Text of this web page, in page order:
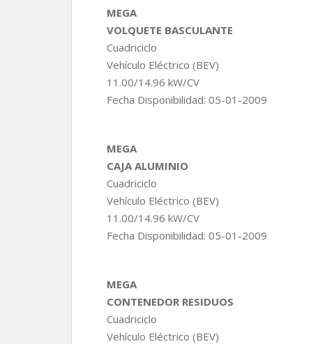
MEGA
VOLQUETE BASCULANTE
Cuadriciclo
Vehículo Eléctrico (BEV)
11.00/14.96 kW/CV
Fecha Disponibilidad: 05-01-2009
MEGA
CAJA ALUMINIO
Cuadriciclo
Vehículo Eléctrico (BEV)
11.00/14.96 kW/CV
Fecha Disponibilidad: 05-01-2009
MEGA
CONTENEDOR RESIDUOS
Cuadriciclo
Vehículo Eléctrico (BEV)